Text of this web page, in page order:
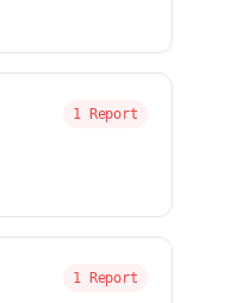
1 Report
1 Report